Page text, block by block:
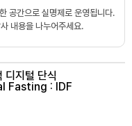
공간으로 실명제로 운영됩니다.
내용을 나누어주세요.
디지털 단식
Fasting : IDF